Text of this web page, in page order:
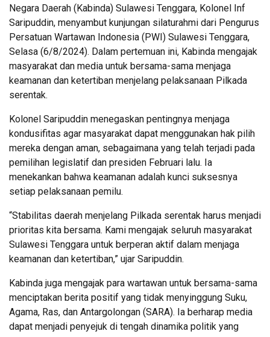
Negara Daerah (Kabinda) Sulawesi Tenggara, Kolonel Inf
Saripuddin, menyambut kunjungan silaturahmi dari Pengurus
Persatuan Wartawan Indonesia (PWI) Sulawesi Tenggara,
Selasa (6/8/2024). Dalam pertemuan ini, Kabinda mengajak
masyarakat dan media untuk bersama-sama menjaga
keamanan dan ketertiban menjelang pelaksanaan Pilkada
serentak.
Kolonel Saripuddin menegaskan pentingnya menjaga
kondusifitas agar masyarakat dapat menggunakan hak pilih
mereka dengan aman, sebagaimana yang telah terjadi pada
pemilihan legislatif dan presiden Februari lalu. Ia
menekankan bahwa keamanan adalah kunci suksesnya
setiap pelaksanaan pemilu.
“Stabilitas daerah menjelang Pilkada serentak harus menjadi
prioritas kita bersama. Kami mengajak seluruh masyarakat
Sulawesi Tenggara untuk berperan aktif dalam menjaga
keamanan dan ketertiban,” ujar Saripuddin.
Kabinda juga mengajak para wartawan untuk bersama-sama
menciptakan berita positif yang tidak menyinggung Suku,
Agama, Ras, dan Antargolongan (SARA). Ia berharap media
dapat menjadi penyejuk di tengah dinamika politik yang